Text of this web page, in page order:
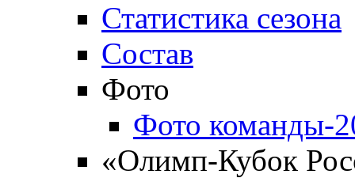
Статистика сезона
Состав
Фото
Фото команды-
«Олимп-Кубок